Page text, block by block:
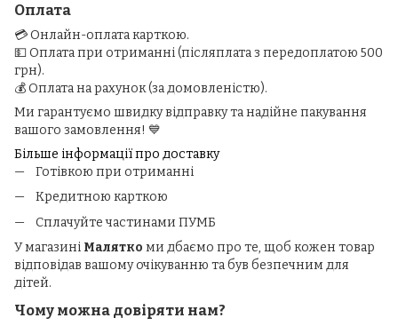
Оплата
💳 Онлайн-оплата карткою.
💵 Оплата при отриманні (післяплата з передоплатою 500
грн).
💰 Оплата на рахунок (за домовленістю).
Ми гарантуємо швидку відправку та надійне пакування
вашого замовлення! 💙
Більше інформації про доставку
Готівкою при отриманні
Кредитною карткою
Сплачуйте частинами ПУМБ
У магазині Малятко ми дбаємо про те, щоб кожен товар
відповідав вашому очікуванню та був безпечним для
дітей.
Чому можна довіряти нам?